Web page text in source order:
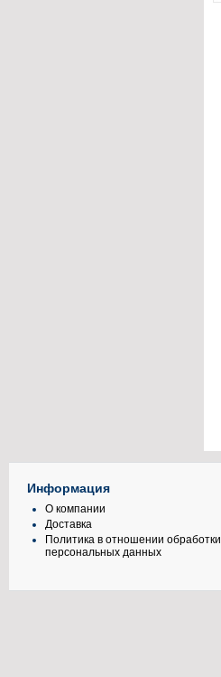
Информация
О компании
Доставка
Политика в отношении обработки
персональных данных